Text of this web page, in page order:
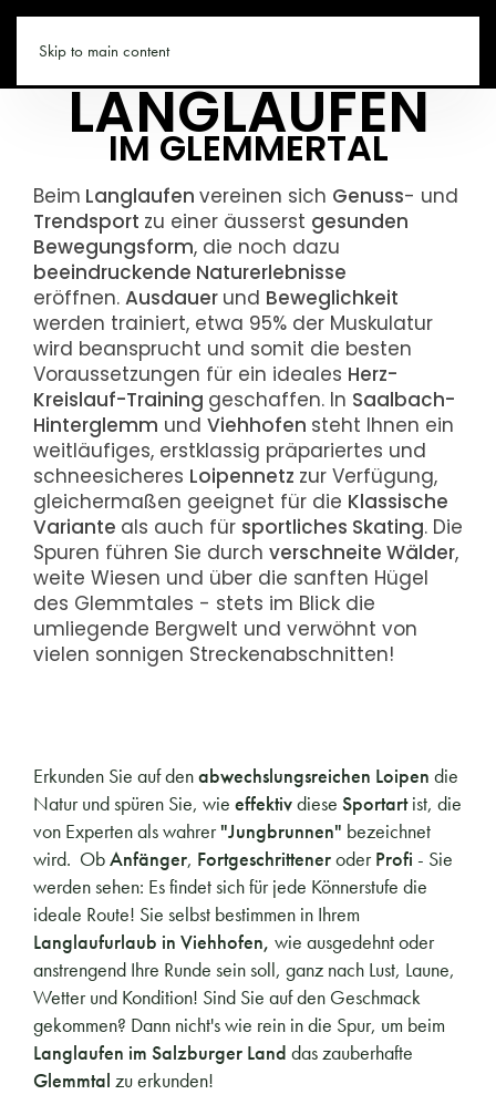
Skip to main content
VIEHHOFEN.CO
LANGLAUFEN
IM GLEMMERTAL
Beim Langlaufen vereinen sich Genuss- und
Trendsport zu einer äusserst gesunden
Bewegungsform, die noch dazu
beeindruckende Naturerlebnisse
eröffnen. Ausdauer und Beweglichkeit
werden trainiert, etwa 95% der Muskulatur
wird beansprucht und somit die besten
Voraussetzungen für ein ideales Herz-
Kreislauf-Training geschaffen. In Saalbach-
Hinterglemm und Viehhofen steht Ihnen ein
weitläufiges, erstklassig präpariertes und
schneesicheres Loipennetz zur Verfügung,
gleichermaßen geeignet für die Klassische
Variante als auch für sportliches Skating. Die
Spuren führen Sie durch verschneite Wälder,
weite Wiesen und über die sanften Hügel
des Glemmtales - stets im Blick die
umliegende Bergwelt und verwöhnt von
vielen sonnigen Streckenabschnitten!
Erkunden Sie auf denabwechslungsreichen Loipen die
Natur und spüren Sie, wie effektivdiese Sportartist, die
von Experten als wahrer"Jungbrunnen" bezeichnet
wird. ObAnfänger, FortgeschritteneroderProfi - Sie
werden sehen: Es findet sich für jede Könnerstufe die
ideale Route! Sie selbst bestimmen in Ihrem
Langlaufurlaub in Viehhofen, wie ausgedehnt oder
anstrengend Ihre Runde sein soll, ganz nach Lust, Laune,
Wetter und Kondition! Sind Sie auf den Geschmack
gekommen? Dann nicht's wie rein in die Spur, um beim
Langlaufen im Salzburger Land das zauberhafte
Glemmtal zu erkunden!